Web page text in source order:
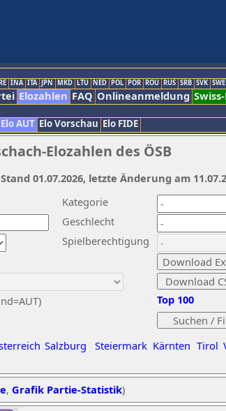
INA ITA JPN MKD LTU NED POL POR ROU RUS SRB SVK SWE
Elozahlen FAQ Onlineanmeldung
Elo AUT Elo Vorschau Elo FIDE
Elozahlen des ÖSB
Kategorie
Geschlecht
Spielberechtigung
Salzburg Steiermark Kärnten Tirol
Top 100
01.07.2026, letzte Änderung am
, Grafik Partie-Statistik)